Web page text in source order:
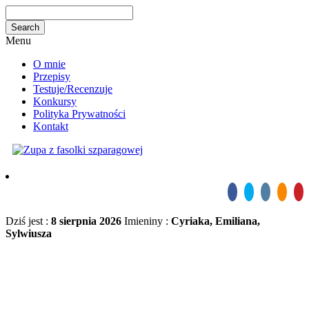
Menu
O mnie
Przepisy
Testuje/Recenzuje
Konkursy
Polityka Prywatności
Kontakt
Dziś jest : 8 sierpnia 2026 Imieniny : Cyriaka, Emiliana,
Sylwiusza